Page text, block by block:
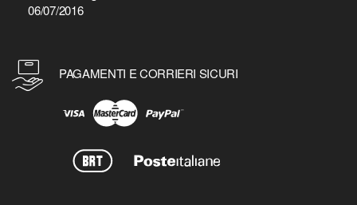
06/07/2016
PAGAMENTI E CORRIERI SICURI